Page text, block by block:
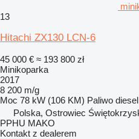
13
Hitachi ZX130 LCN-6
45 000 € ≈ 193 800 zł
Minikoparka
2017
8 200 m/g
Moc 78 kW (106 KM) Paliwo diesel
Polska, Ostrowiec
PPHU MAKO
Kontakt z dealerem